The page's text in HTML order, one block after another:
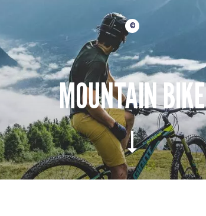
MOUNTAIN BIKE
©